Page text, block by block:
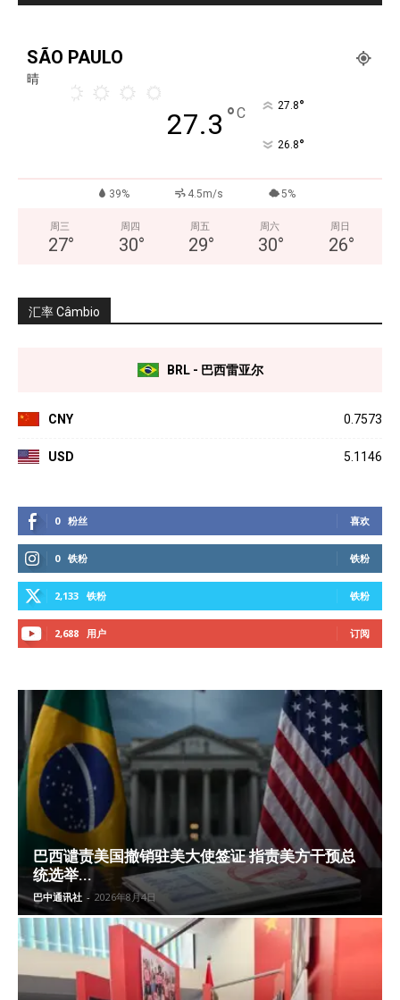
SÃO PAULO
晴
27.3 °C 27.8°
26.8°
39% 4.5m/s 5%
周三
27°
周四
30°
周五
29°
周六
30°
周日
26°
汇率 Câmbio
BRL - 巴西雷亚尔
CNY 0.7573
USD 5.1146
0 粉丝 喜欢
0 铁粉 铁粉
2,133 铁粉 铁粉
2,688 用户 订阅
巴西谴责美国撤销驻美大使签证 指责美方干预总
统选举...
巴中通讯社 - 2026年8月4日